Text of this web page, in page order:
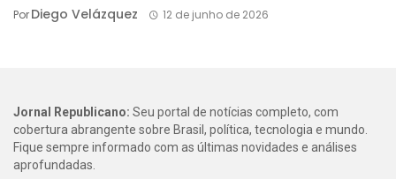
PorDiego Velázquez 12 de junho de 2026
Jornal Republicano: Seu portal de notícias completo, com
cobertura abrangente sobre Brasil, política, tecnologia e mundo.
Fique sempre informado com as últimas novidades e análises
aprofundadas.